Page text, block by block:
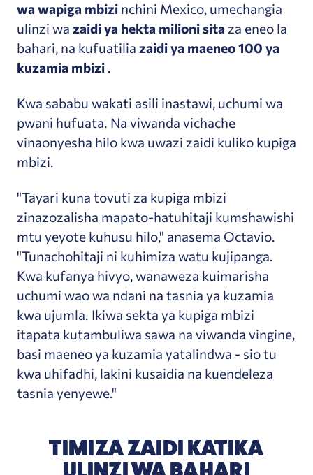
wa wapiga mbizi nchini Mexico, umechangia
ulinzi wa zaidi ya hekta milioni sita za eneo la
bahari, na kufuatilia zaidi ya maeneo 100 ya
kuzamia mbizi .
Kwa sababu wakati asili inastawi, uchumi wa
pwani hufuata. Na viwanda vichache
vinaonyesha hilo kwa uwazi zaidi kuliko kupiga
mbizi.
"Tayari kuna tovuti za kupiga mbizi
zinazozalisha mapato-hatuhitaji kumshawishi
mtu yeyote kuhusu hilo," anasema Octavio.
"Tunachohitaji ni kuhimiza watu kujipanga.
Kwa kufanya hivyo, wanaweza kuimarisha
uchumi wao wa ndani na tasnia ya kuzamia
kwa ujumla. Ikiwa sekta ya kupiga mbizi
itapata kutambuliwa sawa na viwanda vingine,
basi maeneo ya kuzamia yatalindwa - sio tu
kwa uhifadhi, lakini kusaidia na kuendeleza
tasnia yenyewe."
TIMIZA ZAIDI KATIKA
ULINZI WA BAHARI